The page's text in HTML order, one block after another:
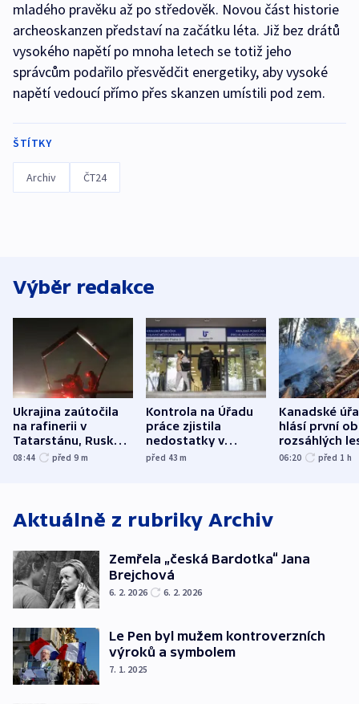
mladého pravěku až po středověk. Novou část historie
archeoskanzen představí na začátku léta. Již bez drátů
vysokého napětí po mnoha letech se totiž jeho
správcům podařilo přesvědčit energetiky, aby vysoké
napětí vedoucí přímo přes skanzen umístili pod zem.
ŠTÍTKY
Archiv ČT24
Výběr redakce
Ukrajina zaútočila
na rafinerii v
Tatarstánu, Rusko
udeřilo na Sumy a
08:44 před 9 m
Kontrola na Úřadu
práce zjistila
nedostatky v
účetnictví za 5,6
před 43m
Kanadské
hlásí první
rozsáhlých
požárů
06:20 před 1 h
Aktuálně z rubriky Archiv
Zemřela „česká Bardotka“ Jana
Brejchová
6. 2. 2026 6. 2. 2026
Le Pen byl mužem kontroverzních
výroků a symbolem
7. 1. 2025